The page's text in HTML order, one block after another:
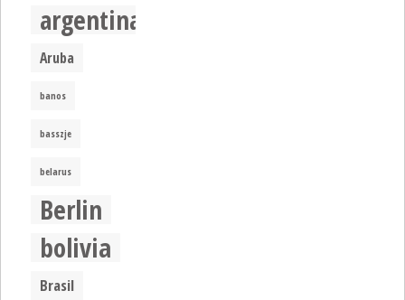
argentina
Aruba
banos
basszje
belarus
Berlin
bolivia
Brasil